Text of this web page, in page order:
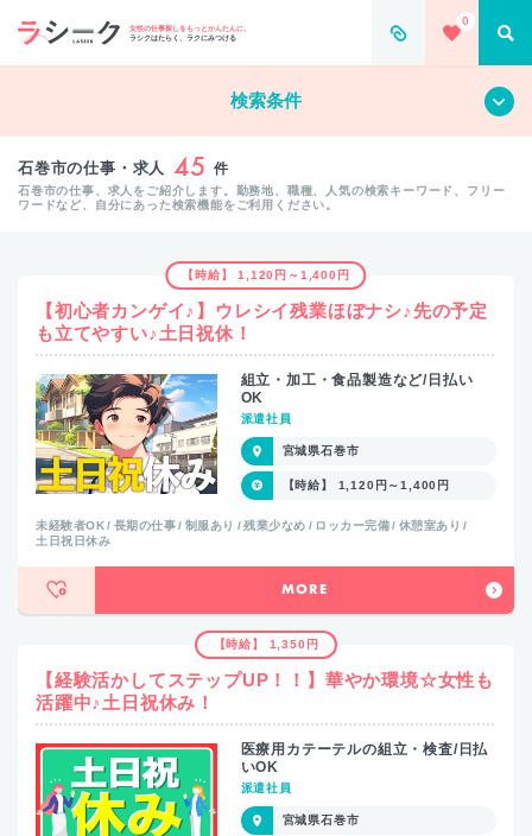
女性の仕事探しをもっとかんたんに。
ラシクはたらく、ラクにみつける
0
すべて クリア
検索条件
石巻市の仕事・求人 45 件
石巻市の仕事、求人をご紹介します。勤務地、職種、人気の検索キーワード、フリー
ワードなど、自分にあった検索機能をご利用ください。
【時給】 1,120円～1,400円
【初心者カンゲイ♪】ウレシイ残業ほぼナシ♪先の予定
も立てやすい♪土日祝休！
組立・加工・食品製造など/日払い
OK
派遣社員
宮城県石巻市
【時給】 1,120円～1,400円
未経験者OK 長期の仕事 制服あり 残業少なめ ロッカー完備
休憩室あり
土日祝日休み
MORE
【時給】 1,350円
【経験活かしてステップUP！！】華やか環境☆女性も
活躍中♪土日祝休み！
医療用カテーテルの組立・検査/日払
いOK
派遣社員
宮城県石巻市